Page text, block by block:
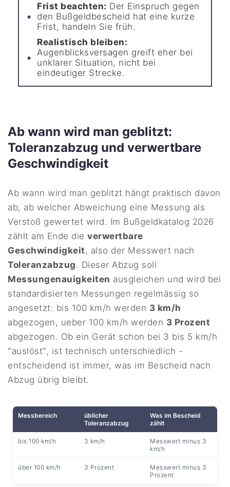
Frist beachten: Der Einspruch gegen
den Bußgeldbescheid hat eine kurze
Frist, handeln Sie früh.
Realistisch bleiben:
Augenblicksversagen greift eher bei
unklarer Situation, nicht bei
eindeutiger Strecke.
Ab wann wird man geblitzt:
Toleranzabzug und verwertbare
Geschwindigkeit
Ab wann wird man geblitzt hängt praktisch davon
ab, ab welcher Abweichung eine Messung als
Verstoß gewertet wird. Im Bußgeldkatalog 2026
zählt am Ende dieverwertbare
Geschwindigkeit, also der Messwert nach
Toleranzabzug. Dieser Abzug soll
Messungenauigkeiten ausgleichen und wird bei
standardisierten Messungen regelmässig so
angesetzt: bis 100 km/h werden 3 km/h
abgezogen, ueber 100 km/h werden 3 Prozent
abgezogen. Ob ein Gerät schon bei 3 bis 5 km/h
"auslöst", ist technisch unterschiedlich -
entscheidend ist immer, was im Bescheid nach
Abzug übrig bleibt.
Messbereich
üblicher
Toleranzabzug
Was im Bescheid
zählt
bis 100 km/h 3 km/h
Messwert minus 3
km/h
über 100 km/h 3 Prozent
Messwert minus 3
Prozent